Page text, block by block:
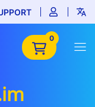
0